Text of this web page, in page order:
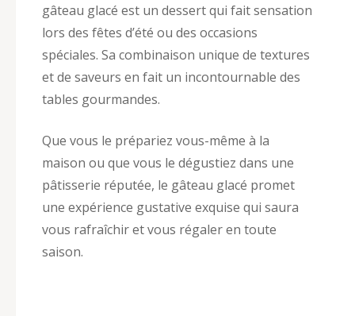
gâteau glacé est un dessert qui fait sensation
lors des fêtes d’été ou des occasions
spéciales. Sa combinaison unique de textures
et de saveurs en fait un incontournable des
tables gourmandes.
Que vous le prépariez vous-même à la
maison ou que vous le dégustiez dans une
pâtisserie réputée, le gâteau glacé promet
une expérience gustative exquise qui saura
vous rafraîchir et vous régaler en toute
saison.